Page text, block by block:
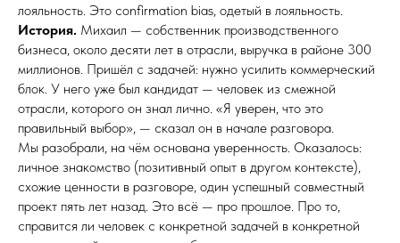
лояльность. Это confirmation bias, одетый в лояльность.
История. Михаил — собственник производственного
бизнеса, около десяти лет в отрасли, выручка в районе 300
миллионов. Пришёл с задачей: нужно усилить коммерческий
блок. У него уже был кандидат — человек из смежной
отрасли, которого он знал лично. «Я уверен, что это
правильный выбор», — сказал он в начале разговора.
Мы разобрали, на чём основана уверенность. Оказалось:
личное знакомство (позитивный опыт в другом контексте),
схожие ценности в разговоре, один успешный совместный
проект пять лет назад. Это всё — про прошлое. Про то,
справится ли человек с конкретной задачей в конкретной